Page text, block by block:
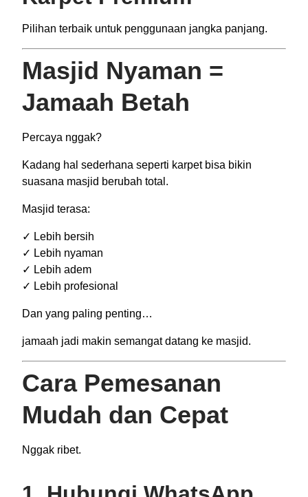
Pilihan terbaik untuk penggunaan jangka panjang.
Masjid Nyaman =
Jamaah Betah
Percaya nggak?
Kadang hal sederhana seperti karpet bisa bikin
suasana masjid berubah total.
Masjid terasa:
✓ Lebih bersih
✓ Lebih nyaman
✓ Lebih adem
✓ Lebih profesional
Dan yang paling penting…
jamaah jadi makin semangat datang ke masjid.
Cara Pemesanan
Mudah dan Cepat
Nggak ribet.